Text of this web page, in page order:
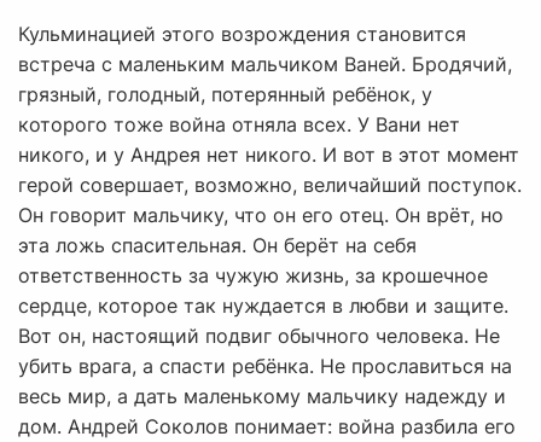
Кульминацией этого возрождения становится
встреча с маленьким мальчиком Ваней. Бродячий,
грязный, голодный, потерянный ребёнок, у
которого тоже война отняла всех. У Вани нет
никого, и у Андрея нет никого. И вот в этот момент
герой совершает, возможно, величайший поступок.
Он говорит мальчику, что он его отец. Он врёт, но
эта ложь спасительная. Он берёт на себя
ответственность за чужую жизнь, за крошечное
сердце, которое так нуждается в любви и защите.
Вот он, настоящий подвиг обычного человека. Не
убить врага, а спасти ребёнка. Не прославиться на
весь мир, а дать маленькому мальчику надежду и
дом. Андрей Соколов понимает: война разбила его